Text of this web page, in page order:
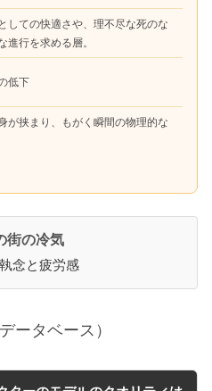
しての快適さや、理不尽な死のな
進行を求める層。
低下
が挟まり、もがく瞬間の物理的な
街の冷気
念と疲労感
ータベース）